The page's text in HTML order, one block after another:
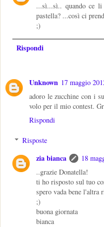
...sì...sì.. quando ce
pastella? ...così ci
;)
Rispondi
Unknown 17 maggio
adoro le zucchine con i
volo per il mio contest.
Rispondi
Risposte
zia bianca
18
..grazie Donatella!
ti ho risposto sul tuo
spero vada bene l'altra
;)
buona giornata
bianca